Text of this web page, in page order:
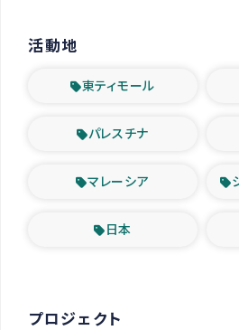
活動地
東ティモール
パレスチナ
マレーシア
日本
プロジェクト